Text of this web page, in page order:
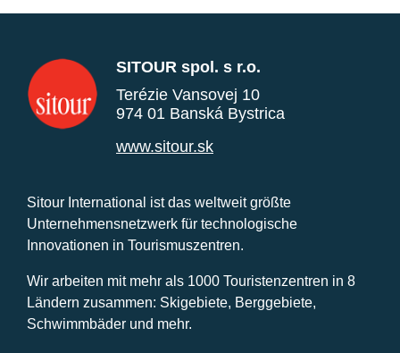
SITOUR spol. s r.o.
Terézie Vansovej 10
974 01 Banská Bystrica
www.sitour.sk
Sitour International ist das weltweit größte
Unternehmensnetzwerk für technologische
Innovationen in Tourismuszentren.
Wir arbeiten mit mehr als 1000 Touristenzentren in 8
Ländern zusammen: Skigebiete, Berggebiete,
Schwimmbäder und mehr.